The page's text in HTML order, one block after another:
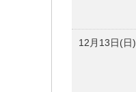
12月13日(日)